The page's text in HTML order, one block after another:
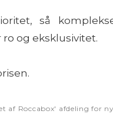
så
og eksklusivitet.
af Roccabox' afdeling for